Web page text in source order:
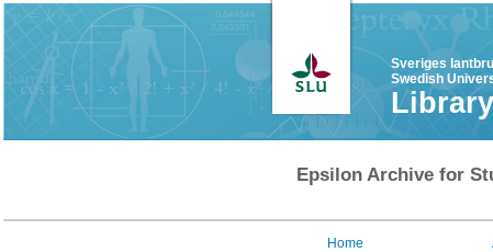
Sveriges
Swedish
Library
Epsilon Archive for
Home